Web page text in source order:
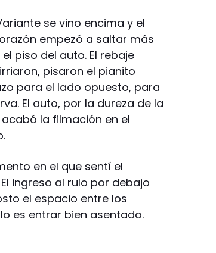
se vino encima y el
empezó a saltar más
piso del auto. El rebaje
pisaron el pianito
para el lado opuesto, para
El auto, por la dureza de la
la filmación en el
en el que sentí el
ingreso al rulo por debajo
el espacio entre los
es entrar bien asentado.